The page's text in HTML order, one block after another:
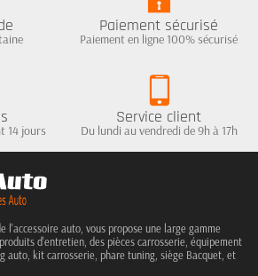
Paiement sécurisé
Paiement en ligne 100% sécurisé
14 jours
Service client
Du lundi au vendredi de 9h à 17h
l'accessoire auto, vous propose une large gamme
d'entretien, des pièces carrosserie, équipement
auto, kit carrosserie, phare tuning, siège Bacquet, et